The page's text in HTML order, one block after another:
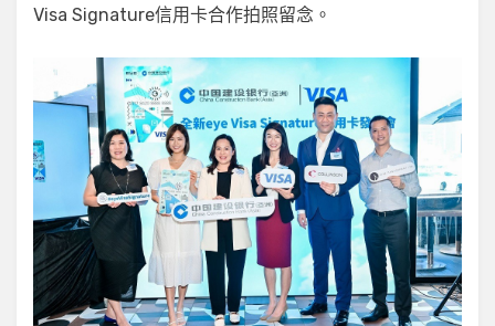
Visa Signature信用卡合作拍照留念。